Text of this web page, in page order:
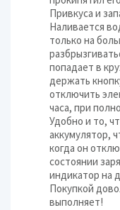
Привкуса и
Наливается
только на
попадает в
держать
отключить
часа, при
Удобно и то,
аккумулятор,
когда он
состоянии
индикатор на
Покупкой
выполняет!